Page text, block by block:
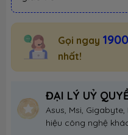
Gọi ngay
nhất!
ĐẠI LÝ UỶ
Asus, Msi,
hiệu công nghệ